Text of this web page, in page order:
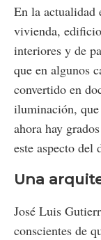
En la actualidad
vivienda,
interiores y de
que en algunos
convertido en
iluminación,
ahora hay
este aspecto del
Una
José Luis
conscientes de